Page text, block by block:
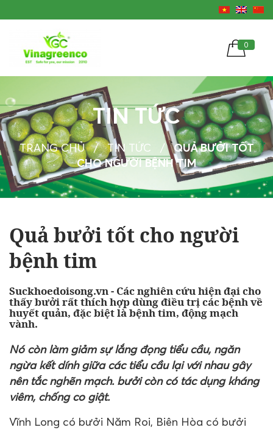
0
TIN TỨC
TRANG CHỦ / TIN TỨC /
QUẢ BƯỞI TỐT
CHO NGƯỜI BỆNH TIM
Quả bưởi tốt cho người
bệnh tim
Suckhoedoisong.vn - Các nghiên cứu hiện đại cho
thấy bưởi rất thích hợp dùng điều trị các bệnh về
huyết quản, đặc biệt là bệnh tim, động mạch
vành.
Nó còn làm giảm sự lắng đọng tiểu cầu, ngăn
ngừa kết dính giữa các tiểu cầu lại với nhau gây
nên tắc nghẽn mạch. bưởi còn có tác dụng kháng
viêm, chống co giật.
Vĩnh Long có bưởi Năm Roi, Biên Hòa có bưởi